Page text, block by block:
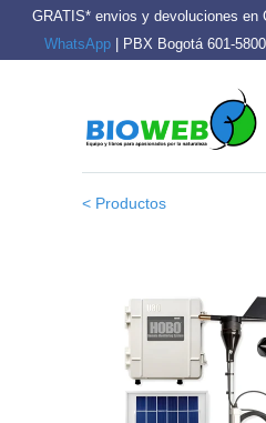
GRATIS* envios y devoluciones en
WhatsApp| PBX Bogotá 601-
< Productos